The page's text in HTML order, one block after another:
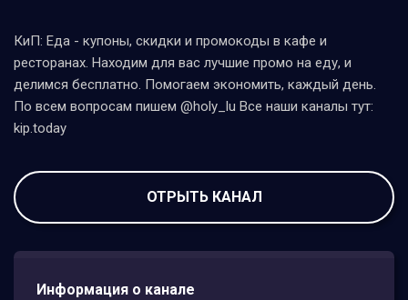
КиП: Еда - купоны, скидки и промокоды в кафе и
ресторанах. Находим для вас лучшие промо на еду, и
делимся бесплатно. Помогаем экономить, каждый день.
По всем вопросам пишем @holy_lu Все наши каналы тут:
kip.today
ОТРЫТЬ КАНАЛ
Информация о канале